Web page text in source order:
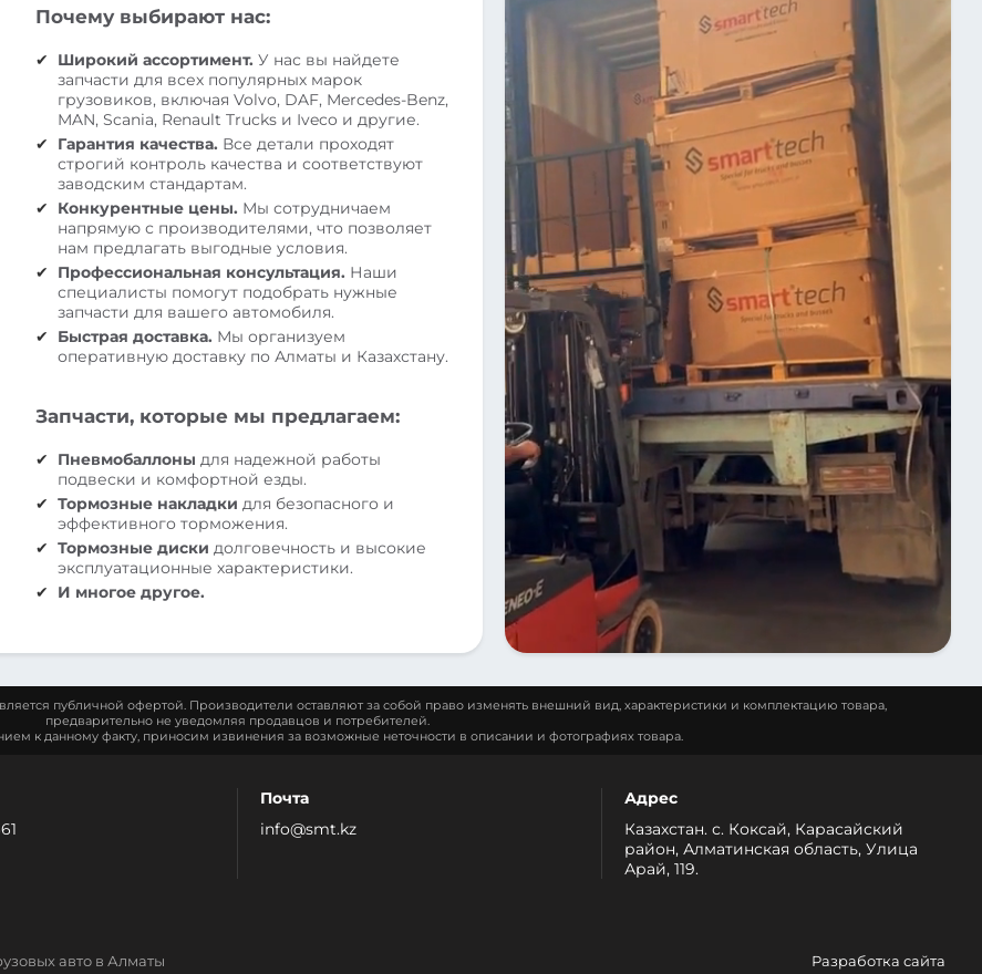
Почему выбирают нас:
Широкий ассортимент. У нас вы найдете
запчасти для всех популярных марок
грузовиков, включая Volvo, DAF, Mercedes-Benz,
MAN, Scania, Renault Trucks и Iveco и другие.
Гарантия качества. Все детали проходят
строгий контроль качества и соответствуют
заводским стандартам.
Конкурентные цены. Мы сотрудничаем
напрямую с производителями, что позволяет
нам предлагать выгодные условия.
Профессиональная консультация. Наши
специалисты помогут подобрать нужные
запчасти для вашего автомобиля.
Быстрая доставка. Мы организуем
оперативную доставку по Алматы и Казахстану.
Запчасти, которые мы предлагаем:
Пневмобаллоны для надежной работы
подвески и комфортной езды.
Тормозные накладки для безопасного и
эффективного торможения.
Тормозные диски долговечность и высокие
эксплуатационные характеристики.
И многое другое.
публичной офертой. Производители оставляют за собой право изменять внешний вид, характеристики и комплектацию товара,
предварительно не уведомляя продавцов и потребителей.
к данному факту, приносим извинения за возможные неточности в описании и фотографиях товара.
Почта
info@smt.kz
Адрес
Казахстан. с. Коксай, Карасайский
район, Алматинская область, Улица
Арай, 119.
авто в Алматы Разработка сайта